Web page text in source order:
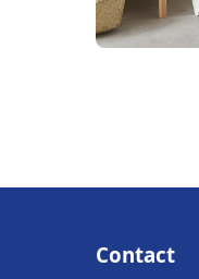
Contact